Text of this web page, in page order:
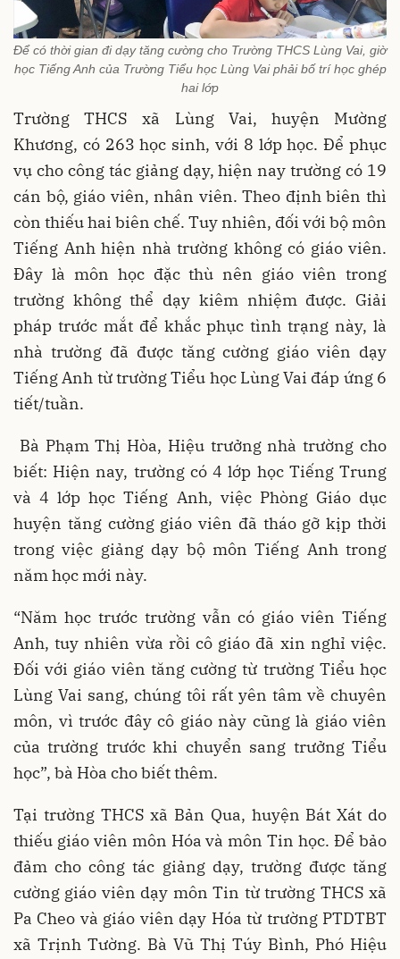
Để có thời gian đi dạy tăng cường cho Trường THCS Lùng Vai, giờ
học Tiếng Anh của Trường Tiểu học Lùng Vai phải bố trí học ghép
hai lớp
Trường THCS xã Lùng Vai, huyện Mường
Khương, có 263 học sinh, với 8 lớp học. Để phục
vụ cho công tác giảng dạy, hiện nay trường có 19
cán bộ, giáo viên, nhân viên. Theo định biên thì
còn thiếu hai biên chế. Tuy nhiên, đối với bộ môn
Tiếng Anh hiện nhà trường không có giáo viên.
Đây là môn học đặc thù nên giáo viên trong
trường không thể dạy kiêm nhiệm được. Giải
pháp trước mắt để khắc phục tình trạng này, là
nhà trường đã được tăng cường giáo viên dạy
Tiếng Anh từ trường Tiểu học Lùng Vai đáp ứng 6
tiết/tuần.
Bà Phạm Thị Hòa, Hiệu trưởng nhà trường cho
biết: Hiện nay, trường có 4 lớp học Tiếng Trung
và 4 lớp học Tiếng Anh, việc Phòng Giáo dục
huyện tăng cường giáo viên đã tháo gỡ kịp thời
trong việc giảng dạy bộ môn Tiếng Anh trong
năm học mới này.
“Năm học trước trường vẫn có giáo viên Tiếng
Anh, tuy nhiên vừa rồi cô giáo đã xin nghỉ việc.
Đối với giáo viên tăng cường từ trường Tiểu học
Lùng Vai sang, chúng tôi rất yên tâm về chuyên
môn, vì trước đây cô giáo này cũng là giáo viên
của trường trước khi chuyển sang trưởng Tiểu
học”, bà Hòa cho biết thêm.
Tại trường THCS xã Bản Qua, huyện Bát Xát do
thiếu giáo viên môn Hóa và môn Tin học. Để bảo
đảm cho công tác giảng dạy, trường được tăng
cường giáo viên dạy môn Tin từ trường THCS xã
Pa Cheo và giáo viên dạy Hóa từ trường PTDTBT
xã Trịnh Tường. Bà Vũ Thị Túy Bình, Phó Hiệu